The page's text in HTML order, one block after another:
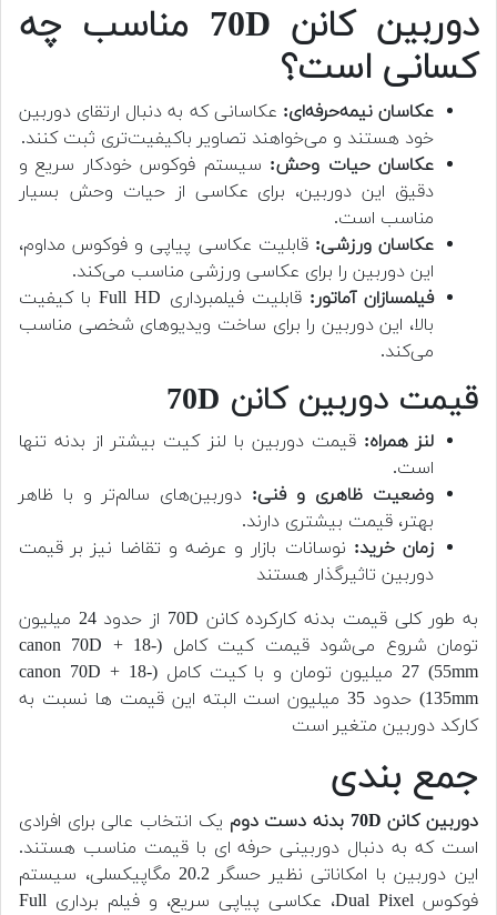
دوربین کانن 70D مناسب چه
کسانی است؟
عکاسان نیمه‌حرفه‌ای: عکاسانی که به دنبال ارتقای دوربین
خود هستند و می‌خواهند تصاویر باکیفیت‌تری ثبت کنند.
عکاسان حیات وحش: سیستم فوکوس خودکار سریع و
دقیق این دوربین، برای عکاسی از حیات وحش بسیار
مناسب است.
عکاسان ورزشی: قابلیت عکاسی پیاپی و فوکوس مداوم،
این دوربین را برای عکاسی ورزشی مناسب می‌کند.
فیلمسازان آماتور:
قابلیت فیلمبرداری Full HD با کیفیت
بالا، این دوربین را برای ساخت ویدیوهای شخصی مناسب
می‌کند.
قیمت دوربین کانن 70D
لنز همراه: قیمت دوربین با لنز کیت بیشتر از بدنه تنها
است.
وضعیت ظاهری و فنی: دوربین‌های سالم‌تر و با ظاهر
بهتر، قیمت بیشتری دارند.
زمان خرید: نوسانات بازار و عرضه و تقاضا نیز بر قیمت
دوربین تاثیرگذار هستند
به طور کلی قیمت بدنه کارکرده کانن 70D از حدود 24 میلیون
تومان شروع می‌شود قیمت کیت کامل (canon 70D + 18-
55mm) 27 میلیون تومان و با کیت کامل (canon 70D + 18-
135mm) حدود 35 میلیون است البته این قیمت ها نسبت به
کارکد دوربین متغیر است
جمع بندی
دوربین کانن 70D بدنه دست دوم
یک انتخاب عالی برای افرادی
است که به دنبال دوربینی حرفه ای با قیمت مناسب هستند.
این دوربین با امکاناتی نظیر حسگر 20.2 مگاپیکسلی، سیستم
فوکوس Dual Pixel، عکاسی پیاپی سریع، و فیلم برداری Full